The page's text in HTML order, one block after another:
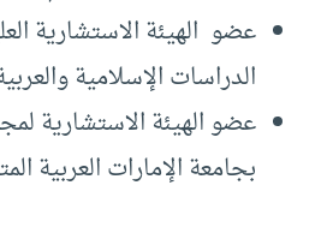
عضو الهيئة الاستشارية
الدراسات الإسلامية
عضو الهيئة الاستشارية
بجامعة الإمارات العربية